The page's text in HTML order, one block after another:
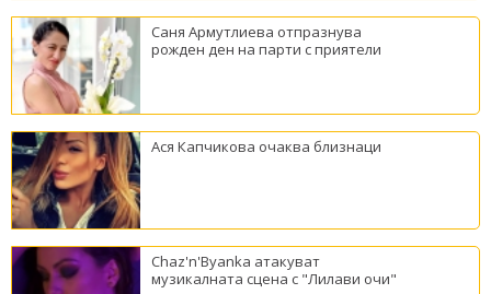
Саня Армутлиева отпразнува
рожден ден на парти с приятели
Ася Капчикова очаква близнаци
Chaz'n'Byanka атакуват
музикалната сцена с "Лилави очи"